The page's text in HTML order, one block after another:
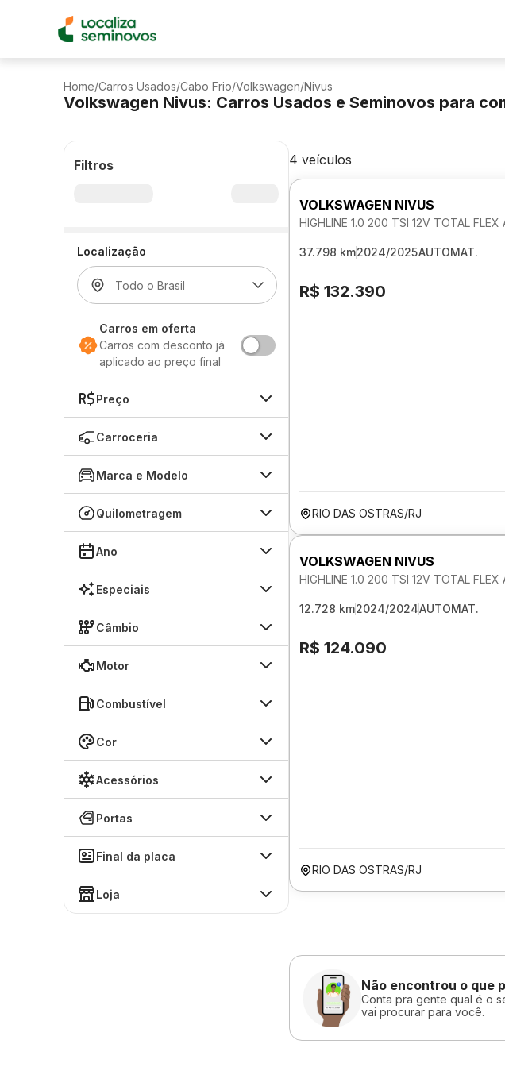
Home/Carros Usados/Cabo Frio/Volkswagen/Nivus
Volkswagen Nivus: Carros Usados e Seminovos para
Filtros
Localização
Carros em oferta
Carros com desconto já
aplicado ao preço final
Preço
Carroceria
Marca e Modelo
Quilometragem
Ano
Especiais
Câmbio
Motor
Combustível
Cor
Acessórios
Portas
Final da placa
Loja
4 veículos
VOLKSWAGEN NIVUS
HIGHLINE 1.0 200 TSI 12V TOTAL FLEX
37.798 km2024/2025AUTOMAT.
R$ 132.390
RIO DAS OSTRAS/RJ
VOLKSWAGEN NIVUS
HIGHLINE 1.0 200 TSI 12V TOTAL FLEX
12.728 km2024/2024AUTOMAT.
R$ 124.090
RIO DAS OSTRAS/RJ
Não encontrou o que
Conta pra gente qual é o
vai procurar para você.